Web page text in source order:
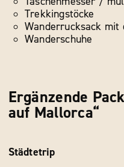
Trekkingstöcke
Wanderrucksack mit
Wanderschuhe
Ergänzende
auf Mallorca“
Städtetrip